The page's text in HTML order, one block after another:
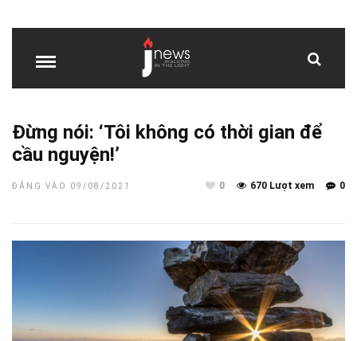
Đừng nói: ‘Tôi không có thời gian để
cầu nguyện!’
ĐĂNG VÀO 09/08/2021 0
670 Lượt xem
0